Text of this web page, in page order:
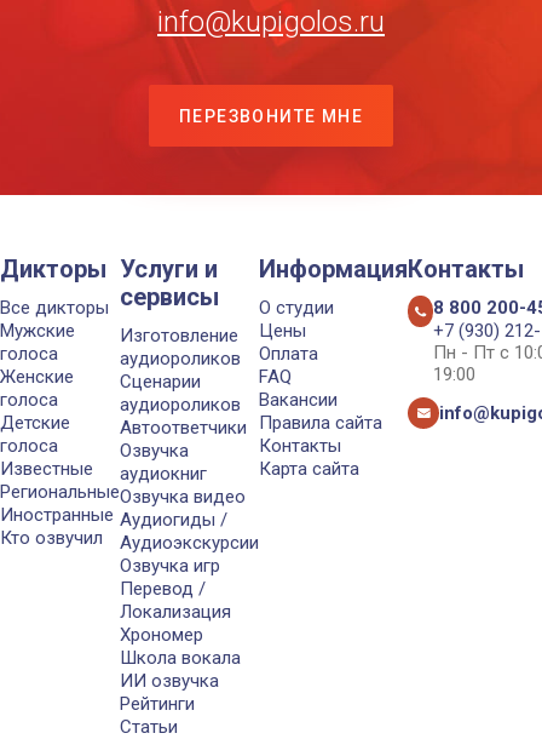
info@kupigolos.ru
ПЕРЕЗВОНИТЕ МНЕ
Дикторы
Все дикторы
Мужские
голоса
Женские
голоса
Детские
голоса
Известные
Региональные
Иностранные
Кто озвучил
Услуги и
сервисы
Изготовление
аудиороликов
Сценарии
аудиороликов
Автоответчики
Озвучка
аудиокниг
Озвучка видео
Аудиогиды /
Аудиоэкскурсии
Озвучка игр
Перевод /
Локализация
Хрономер
Школа вокала
ИИ озвучка
Рейтинги
Статьи
Информация
О студии
Цены
Оплата
FAQ
Вакансии
Правила сайта
Контакты
Карта сайта
Контакты
8 800 200-
+7 (930)
Пн - Пт с
19:00